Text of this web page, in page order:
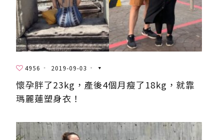
4956 2019-09-03
懷孕胖了23kg，產後4個月瘦了18kg，就靠
瑪麗蓮塑身衣！